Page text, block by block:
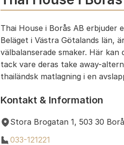
Thai House i Borås AB erbjuder
Beläget i Västra Götalands län,
välbalanserade smaker. Här
tack vare deras take away-
thailändsk matlagning i en
Kontakt & Information
Stora Brogatan 1, 503 30
033-121221